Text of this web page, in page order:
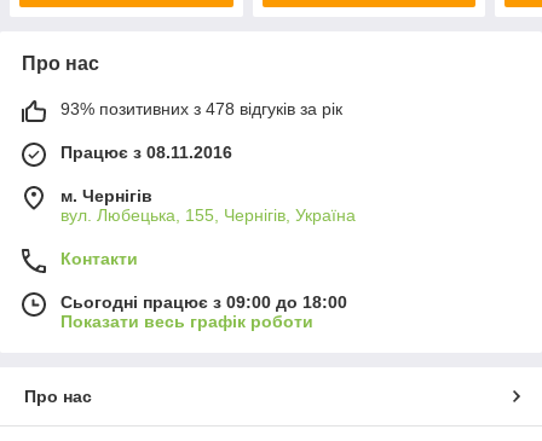
Про нас
93% позитивних з 478 відгуків за рік
Працює з 08.11.2016
м. Чернігів
вул. Любецька, 155, Чернігів, Україна
Контакти
Сьогодні працює з 09:00 до 18:00
Показати весь графік роботи
Про нас